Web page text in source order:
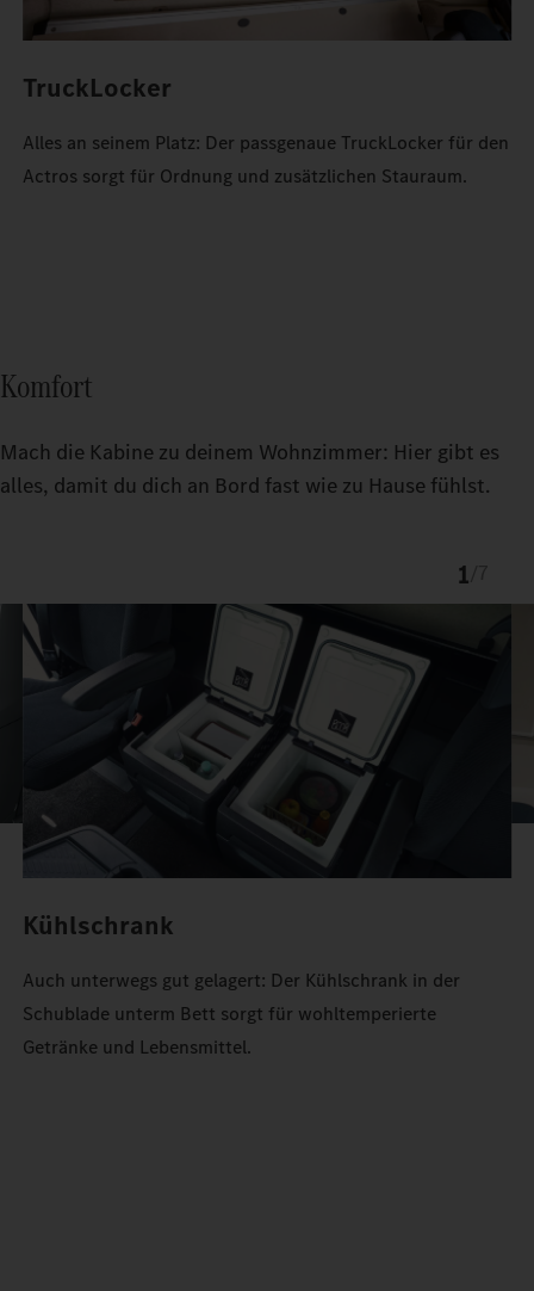
TruckLocker
Alles an seinem Platz: Der passgenaue TruckLocker für den
Actros sorgt für Ordnung und zusätzlichen Stauraum.
Komfort
Mach die Kabine zu deinem Wohnzimmer: Hier gibt es
alles, damit du dich an Bord fast wie zu Hause fühlst.
1
Kühlschrank
Auch unterwegs gut gelagert: Der Kühlschrank in der
Schublade unterm Bett sorgt für wohltemperierte
Getränke und Lebensmittel.